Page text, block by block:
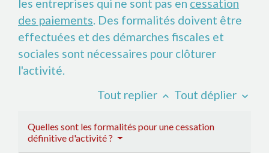
les entreprises qui ne sont pas en cessation
des paiements . Des formalités doivent être
effectuées et des démarches fiscales et
sociales sont nécessaires pour clôturer
l'activité.
Tout replier keyboard_arrow_up Tout déplier keyboard_arrow_down
Quelles sont les formalités pour une cessation
définitive d'activité ?